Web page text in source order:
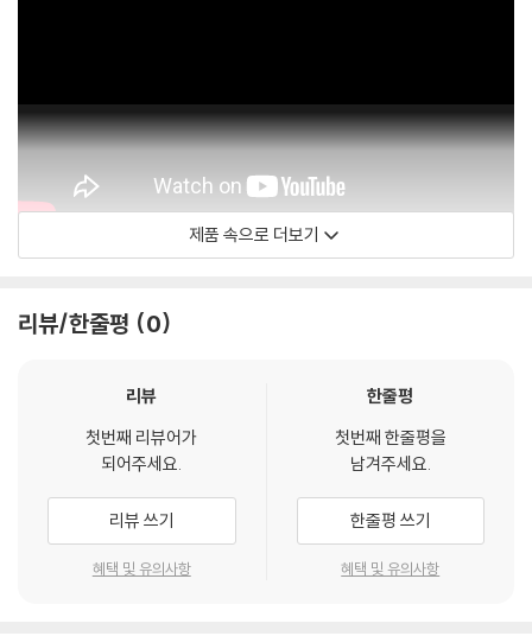
있습니다.
3) 렌티큘러 스틸북의 경우, 보호필름이 붙어 판매되기도 합니다. 보호필
름 손상에 의한 교환/반품은 불가합니다.
4) 본품 보호를 위해 노란색의 카톤 박스로 재포장한 경우, 카톤박스 손상
에 의한 교환/반품은 불가합니다.
5) 아웃케이스/구성품/포장 상태 불량에 의한 교환/반품 신청시 불량 확
환/반품이 제한될 수 있습니다.
1) 기기 문제로 인해 발생하는 재생 불량 현상에 대해서는 반품/교환이 불
가하니 최신 소프트웨어로 업데이트된 DVD/BD 전용 기기에서 재생하실
것을 권유해 드립니다.
를 마른 천으로 닦으시거나, DVD 클리너 등 전용 제품을 이용하면 대부분
해결됩니다.
3) 일부 PC 연결형 ODD의 경우 호환 상의 문제로 정상적인 디스크도 재
제품 속으로 더보기
리뷰/한줄평 0
리뷰
첫번째 리뷰어가
되어주세요.
리뷰 쓰기
혜택 및 유의사항
한줄평
첫번째 한줄평을
남겨주세요.
한줄평 쓰기
혜택 및 유의사항